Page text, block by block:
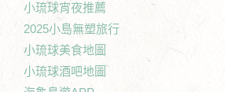
小琉球宵夜推薦
2025小島無塑旅行
小琉球美食地圖
小琉球酒吧地圖